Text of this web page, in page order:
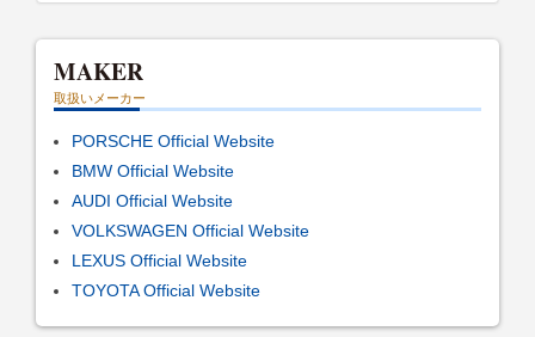
MAKER
取扱いメーカー
PORSCHE Official Website
BMW Official Website
AUDI Official Website
VOLKSWAGEN Official Website
LEXUS Official Website
TOYOTA Official Website